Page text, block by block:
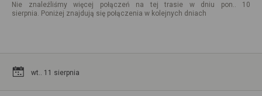
Nie znaleźliśmy więcej połączeń na tej trasie w dniu pon.. 10
sierpnia. Poniżej znajdują się połączenia w kolejnych dniach
wt.. 11 sierpnia